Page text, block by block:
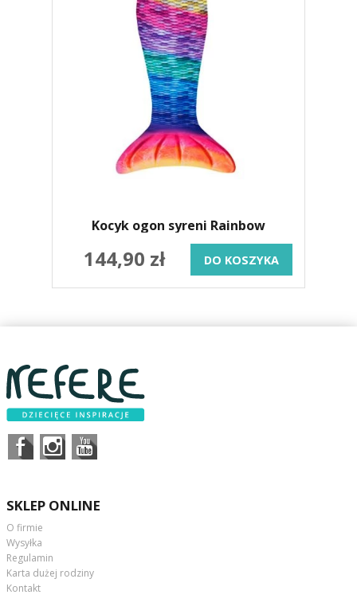
Kocyk ogon syreni Rainbow
144,90 zł DO KOSZYKA
SKLEP ONLINE
O firmie
Wysyłka
Regulamin
Karta dużej rodziny
Kontakt